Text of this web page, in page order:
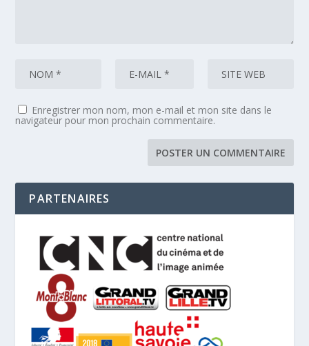
Enregistrer mon nom, mon e-mail et mon site dans le
navigateur pour mon prochain commentaire.
PARTENAIRES